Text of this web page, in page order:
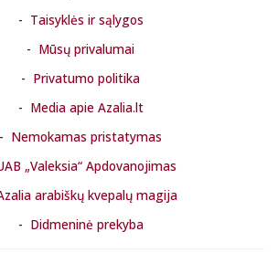
Taisyklės ir sąlygos
Mūsų privalumai
Privatumo politika
Media apie Azalia.lt
Nemokamas pristatymas
„Valeksia“ Apdovanojimas
arabiškų kvepalų magija
Didmeninė prekyba